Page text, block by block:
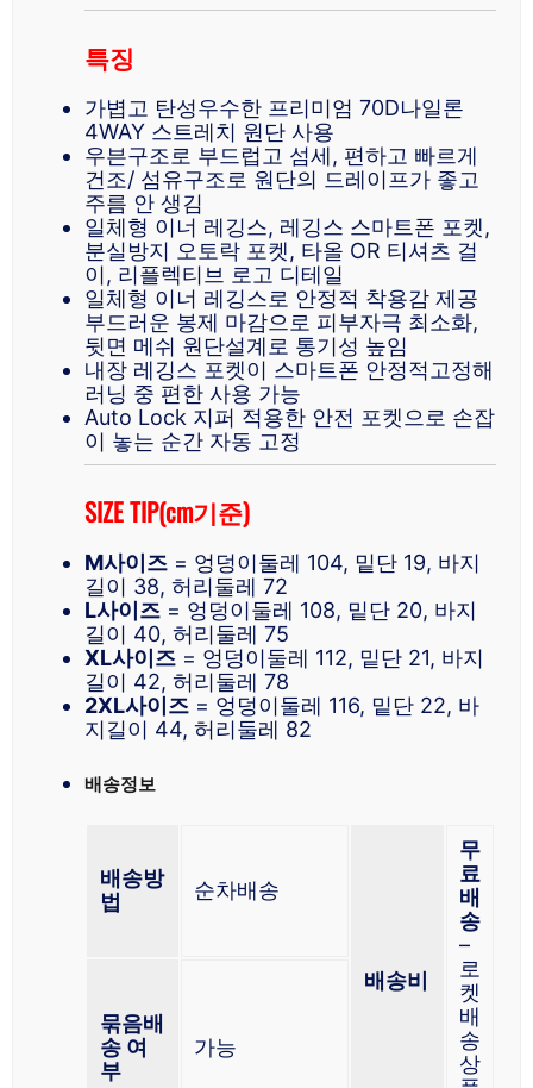
특징
가볍고 탄성우수한 프리미엄 70D나일론
4WAY 스트레치 원단 사용
우븐구조로 부드럽고 섬세, 편하고 빠르게
건조/ 섬유구조로 원단의 드레이프가 좋고
주름 안 생김
일체형 이너 레깅스, 레깅스 스마트폰 포켓,
분실방지 오토락 포켓, 타올 OR 티셔츠 걸
이, 리플렉티브 로고 디테일
일체형 이너 레깅스로 안정적 착용감 제공
부드러운 봉제 마감으로 피부자극 최소화,
뒷면 메쉬 원단설계로 통기성 높임
내장 레깅스 포켓이 스마트폰 안정적고정해
러닝 중 편한 사용 가능
Auto Lock 지퍼 적용한 안전 포켓으로 손잡
이 놓는 순간 자동 고정
SIZE TIP(cm기준)
M사이즈 = 엉덩이둘레 104, 밑단 19, 바지
길이 38, 허리둘레 72
L사이즈 = 엉덩이둘레 108, 밑단 20, 바지
길이 40, 허리둘레 75
XL사이즈 = 엉덩이둘레 112, 밑단 21, 바지
길이 42, 허리둘레 78
2XL사이즈 = 엉덩이둘레 116, 밑단 22, 바
지길이 44, 허리둘레 82
배송정보
배송방
법
순차배송
배송비
무
료
배
송
–
로
켓
배
송
상
묶음배
송 여
부
가능